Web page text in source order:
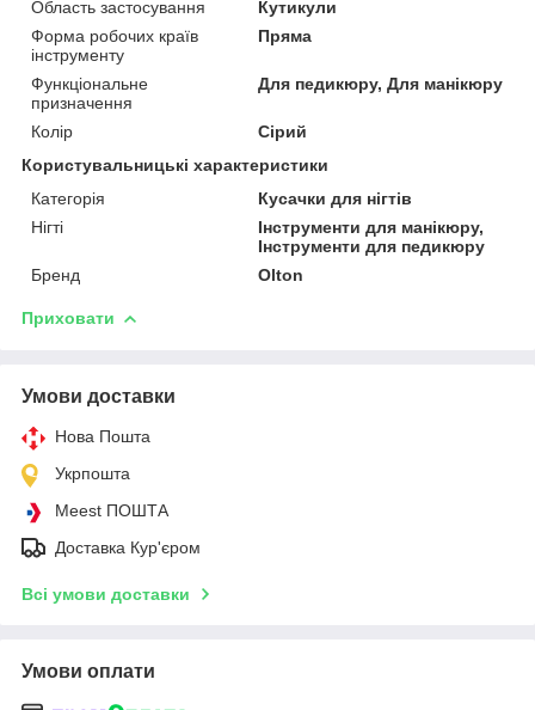
Область застосування
Кутикули
Форма робочих країв
інструменту
Пряма
Функціональне
призначення
Для педикюру, Для манікюру
Колір
Сірий
Користувальницькі характеристики
Категорія
Кусачки для нігтів
Нігті
Інструменти для манікюру,
Інструменти для педикюру
Бренд
Olton
Приховати
Умови доставки
Нова Пошта
Укрпошта
Meest ПОШТА
Доставка Кур'єром
Всі умови доставки
Умови оплати